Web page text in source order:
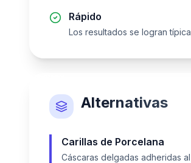
Rápido
Los resultados se logran
Alternativas
Carillas de Porcelana
Cáscaras delgadas adheridas